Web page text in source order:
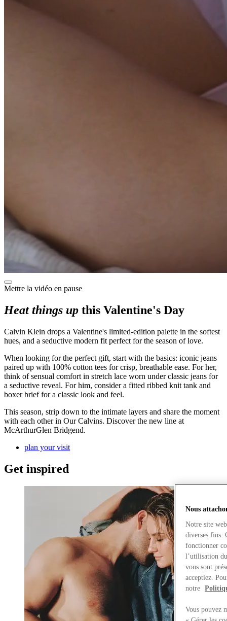
Mettre la vidéo en pause
Heat things up this Valentine's Day
Calvin Klein drops a Valentine's limited-edition palette in the softest
hues, and a seductive modern fit perfect for the season of love.
When looking for the perfect gift, start with the basics: iconic jeans
paired up with 100% cotton tees for crisp, breathable ease. For her,
think of sensual comfort in stretch lace worn under classic jeans for
a seductive reveal. For him, consider a fitted ribbed knit tank and
boxer brief for a classic look and feel.
This season, strip down to the intimate layers and share the moment
with each other in Our Calvins. Discover the new line at
McArthurGlen Bridgend.
plan your visit
Get inspired
Nous
Notre site
diverses fins.
fonctionner
l’utilisation
vous sont
acceptiez.
notre
Vous pouvez